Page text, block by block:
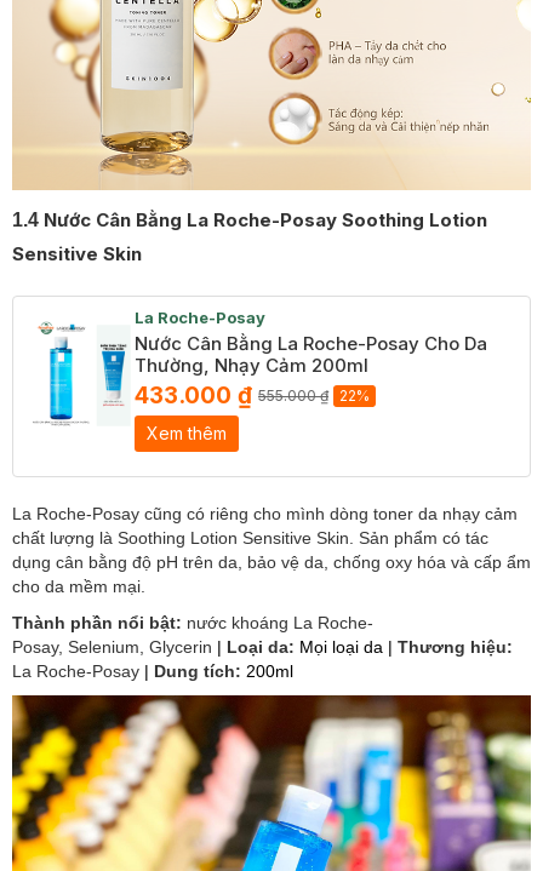
1.4 Nước Cân Bằng La Roche-Posay Soothing Lotion
Sensitive Skin
La Roche-Posay
Nước Cân Bằng La Roche-Posay Cho Da
Thường, Nhạy Cảm 200ml
433.000 ₫ 555.000 ₫ 22%
Xem thêm
La Roche-Posay cũng có riêng cho mình dòng toner da nhạy cảm
chất lượng là Soothing Lotion Sensitive Skin. Sản phẩm có tác
dụng cân bằng độ pH trên da, bảo vệ da, chống oxy hóa và cấp ẩm
cho da mềm mại.
Thành phần nổi bật: nước khoáng La Roche-
Posay, Selenium, Glycerin | Loại da: Mọi loại da | Thương hiệu:
La Roche-Posay | Dung tích: 200ml